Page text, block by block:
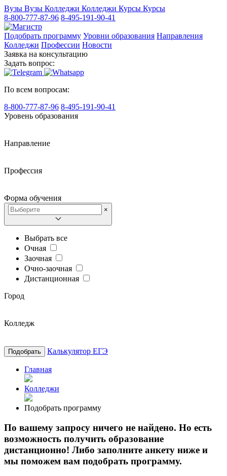
Вузы Вузы Колледжи Колледжи Курсы Курсы
8-800-777-87-96 8-495-191-90-41
Подобрать программу Уровни образования Направления
Колледжи Профессии Новости
Заявка на консультацию
Задать вопрос:
По всем вопросам:
8-800-777-87-96 8-495-191-90-41
Уровень образования
Направление
Профессия
Форма обучения
×
Выбрать все
Очная
Заочная
Очно-заочная
Дистанционная
Город
Колледж
Подобрать Калькулятор ЕГЭ
Главная
Колледжи
Подобрать программу
По вашему запросу ничего не найдено. Но есть
возможность получить образование
дистанционно! Либо заполните анкету ниже и
мы поможем вам подобрать программу.